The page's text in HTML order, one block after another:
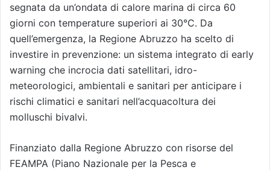
segnata da un’ondata di calore marina di circa 60
giorni con temperature superiori ai 30°C. Da
quell’emergenza, la Regione Abruzzo ha scelto di
investire in prevenzione: un sistema integrato di early
warning che incrocia dati satellitari, idro-
meteorologici, ambientali e sanitari per anticipare i
rischi climatici e sanitari nell’acquacoltura dei
molluschi bivalvi.
Finanziato dalla Regione Abruzzo con risorse del
FEAMPA (Piano Nazionale per la Pesca e